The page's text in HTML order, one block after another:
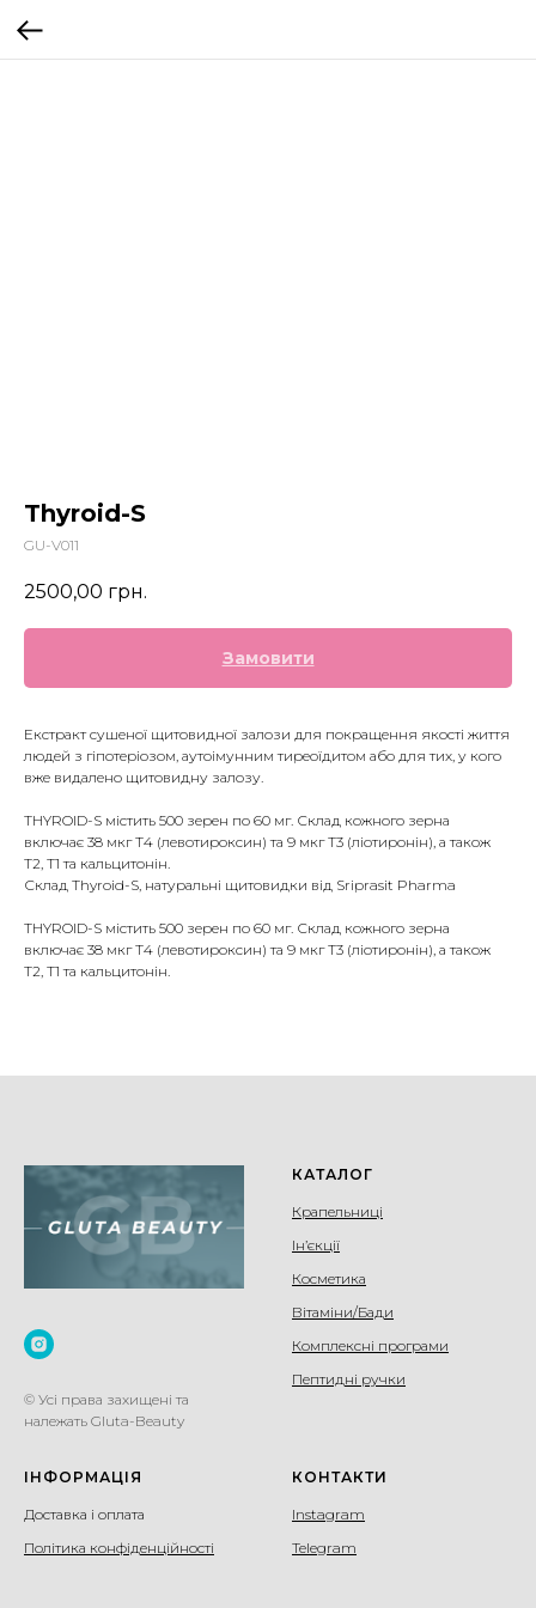
Thyroid-S
GU-V011
2500,00 грн.
Замовити
Екстракт сушеної щитовидної залози для покращення якості життя
людей з гіпотеріозом, аутоімунним тиреоїдитом або для тих, у кого
вже видалено щитовидну залозу.
THYROID-S містить 500 зерен по 60 мг. Склад кожного зерна
включає 38 мкг Т4 (левотироксин) та 9 мкг Т3 (ліотиронін), а також
T2, T1 та кальцитонін.
Склад Thyroid-S, натуральні щитовидки від Sriprasit Pharma
THYROID-S містить 500 зерен по 60 мг. Склад кожного зерна
включає 38 мкг Т4 (левотироксин) та 9 мкг Т3 (ліотиронін), а також
T2, T1 та кальцитонін.
© Усі права захищені та
належать Gluta-Beauty
КАТАЛОГ
Крапельниці
Ін’єкції
Косметика
Вітаміни/Бади
Комплексні програми
Пептидні ручки
ІНФОРМАЦІЯ
Доставка і оплата
Політика конфіденційності
КОНТАКТИ
Instagram
Telegram